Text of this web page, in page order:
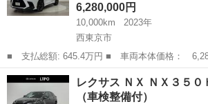
6,280,000円
10,000km
2023年
西東京市
■ 支払総額: 645.4万円 ■ 車両本体価格： 6,280,000 円 ■ メーカ
ー名： レクサス ■ 車種名： ＮＸ ■ グレー
０ Ｆスポーツ ＡＷ ナビＴＶ 記録簿 バッ
ＡＷＤ 地...
東京 西東京市 レクサス
レクサス ＮＸ ＮＸ３５
（車検整備付）